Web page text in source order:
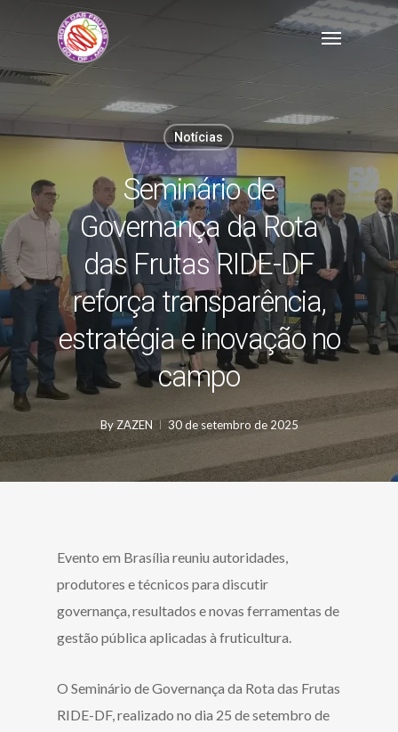
main
Menu
Notícias
Seminário de
Governança da Rota
das Frutas RIDE-DF
reforça transparência,
estratégia e inovação no
campo
By ZAZEN 30 de setembro de 2025
Evento em Brasília reuniu autoridades,
produtores e técnicos para discutir
governança, resultados e novas ferramentas de
gestão pública aplicadas à fruticultura.
O Seminário de Governança da Rota das Frutas
RIDE-DF, realizado no dia 25 de setembro de